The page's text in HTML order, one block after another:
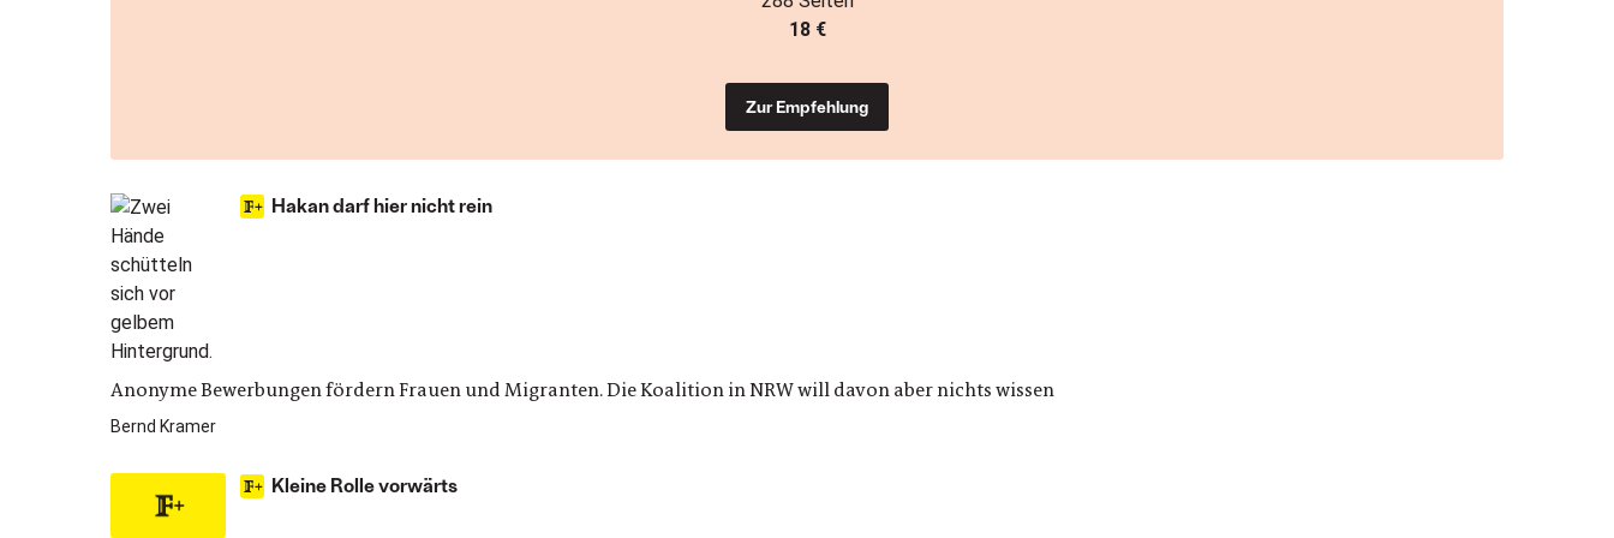
Hakan darf hier nicht rein
Anonyme Bewerbungen fördern Frauen und Migranten. Die Koalition in NRW will davon aber nichts wissen
Bernd Kramer
Kleine Rolle vorwärts
18 €
Zur Empfehlung